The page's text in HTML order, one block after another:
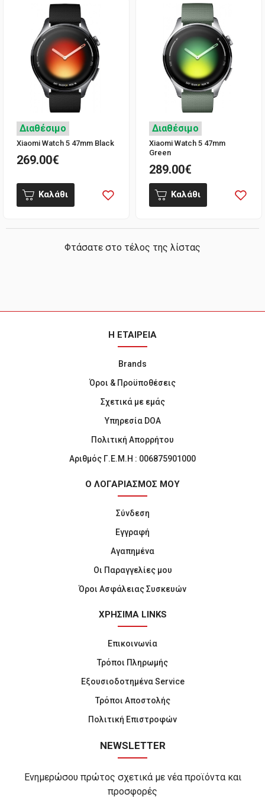
Διαθέσιμο
Xiaomi Watch 5 47mm Black
269.00€
Καλάθι
Διαθέσιμο
Xiaomi Watch 5 47mm
Green
289.00€
Καλάθι
Φτάσατε στο τέλος της λίστας
Η ΕΤΑΙΡΕΙΑ
Brands
Όροι & Προϋποθέσεις
Σχετικά με εμάς
Υπηρεσία DOA
Πολιτική Απορρήτου
Αριθμός Γ.Ε.Μ.Η : 006875901000
Ο ΛΟΓΑΡΙΑΣΜΟΣ ΜΟΥ
Σύνδεση
Εγγραφή
Αγαπημένα
Οι Παραγγελίες μου
Όροι Ασφάλειας Συσκευών
ΧΡΗΣΙΜΑ LINKS
Επικοινωνία
Τρόποι Πληρωμής
Εξουσιοδοτημένα Service
Τρόποι Αποστολής
Πολιτική Επιστροφών
NEWSLETTER
Ενημερώσου πρώτος σχετικά με νέα προϊόντα και
προσφορές